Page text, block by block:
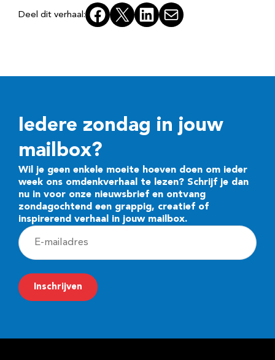
Deel dit verhaal: Facebook
X LinkedInE-mail
Iedere zondag in jouw
mailbox?
Wil je geen enkele moeite hoeven doen om ieder
week ons omdenkverhaal te lezen? Schrijf je dan
nu in voor onze nieuwsbrief en ontvang
zondagochtend een grappig, creatief of
inspirerend verhaal in jouw mailbox.
E
-
m
a
Inschrijven